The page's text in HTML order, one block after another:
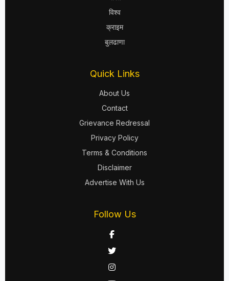
विश्व
क्राइम
बुलढाणा
Quick Links
About Us
Contact
Grievance Redressal
Privacy Policy
Terms & Conditions
Disclaimer
Advertise With Us
Follow Us